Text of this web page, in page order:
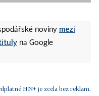
noviny mezi
na Google
HN+ je zcela bez reklam.